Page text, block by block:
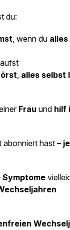
du:
, wenn du alles
, alles selbst
Frau und hilf
abonniert hast –
Symptome